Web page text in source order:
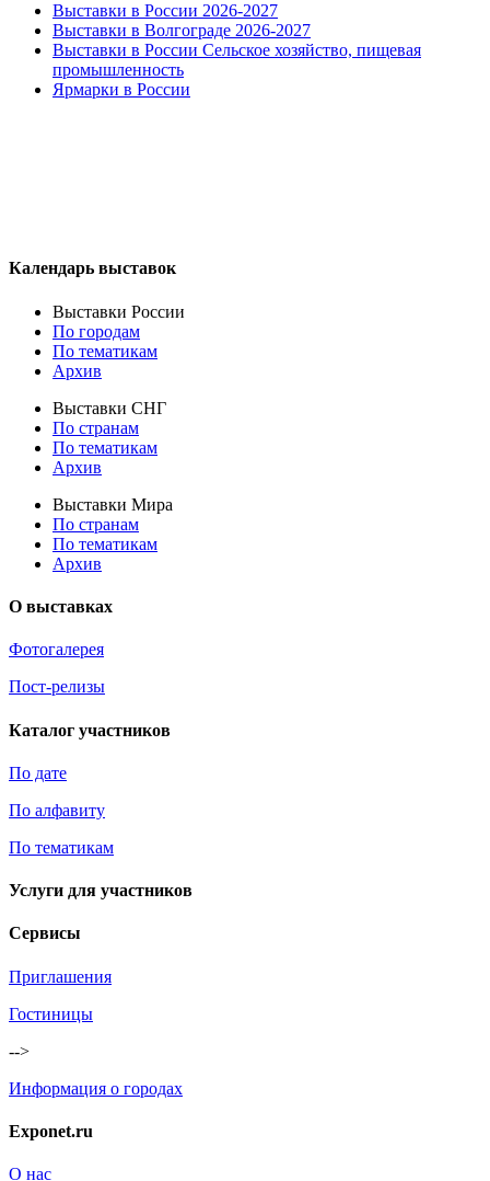
Выставки в России 2026-2027
Выставки в Волгограде 2026-2027
Выставки в России Сельское хозяйство, пищевая
промышленность
Ярмарки в России
Календарь выставок
Выставки России
По городам
По тематикам
Архив
Выставки СНГ
По странам
По тематикам
Архив
Выставки Мира
По странам
По тематикам
Архив
О выставках
Фотогалерея
Пост-релизы
Каталог участников
По дате
По алфавиту
По тематикам
Услуги для участников
Сервисы
Приглашения
Гостиницы
-->
Информация о городах
Exponet.ru
О нас